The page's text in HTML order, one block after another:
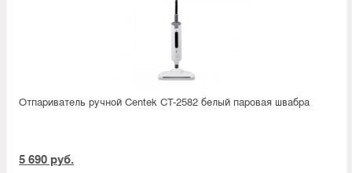
Отпариватель ручной Centek CT-2582 белый паровая швабра
5 690 руб.